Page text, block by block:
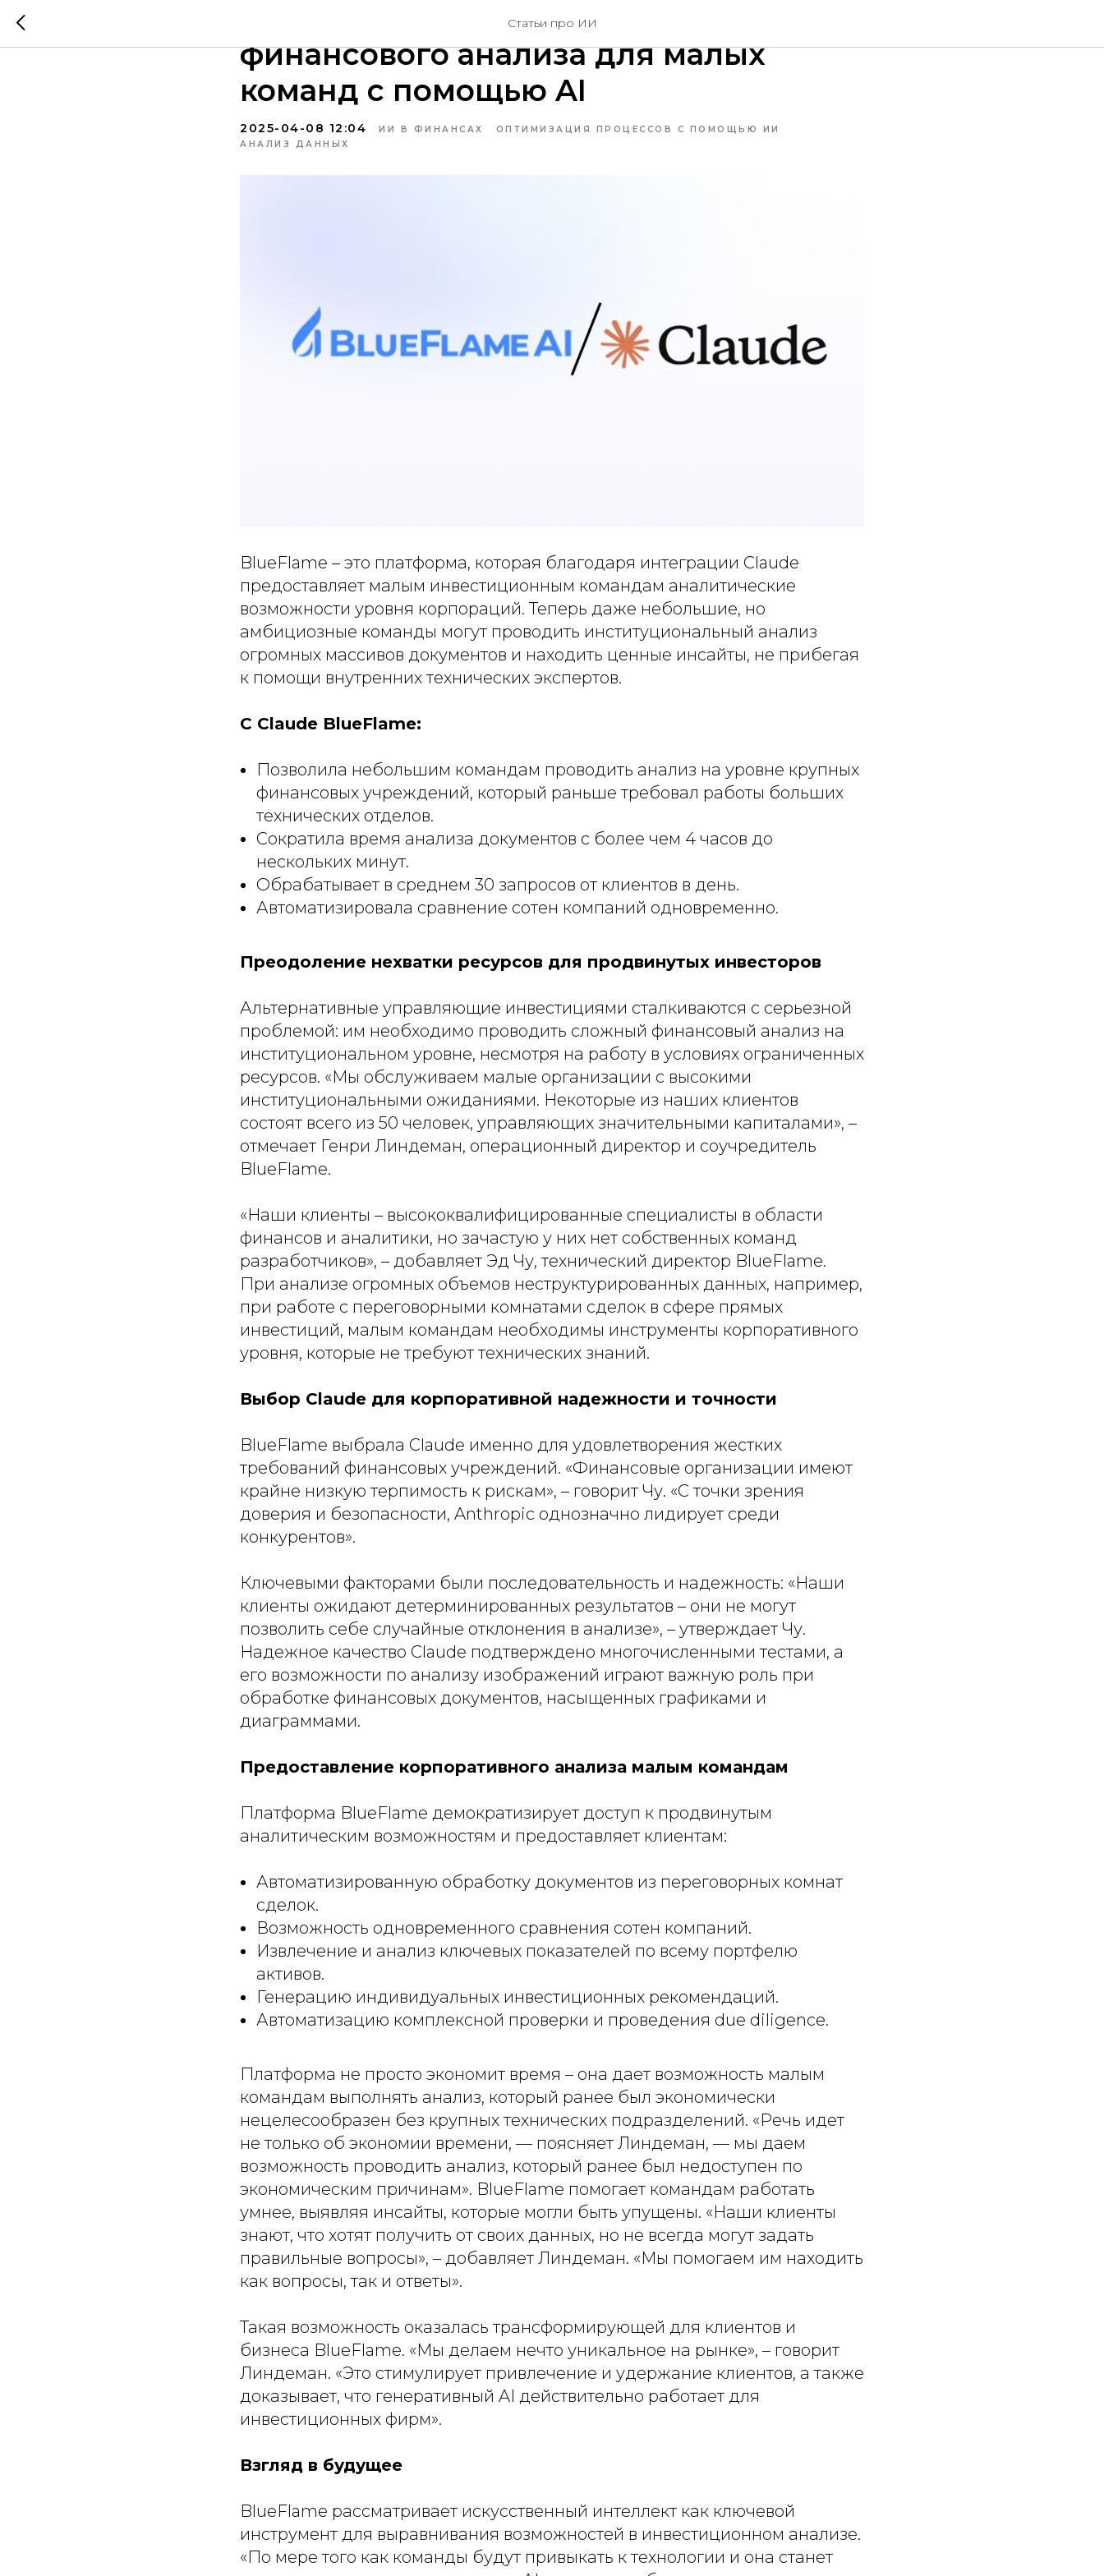
Статьи про ИИ
BlueFlame: Демократизация
финансового анализа для малых
команд с помощью AI
2025-04-08 12:04 ИИ В ФИНАНСАХ
ОПТИМИЗАЦИЯ ПРОЦЕССОВ С ПОМОЩЬЮ ИИ
АНАЛИЗ ДАННЫХ
BlueFlame – это платформа, которая благодаря интеграции Claude
предоставляет малым инвестиционным командам аналитические
возможности уровня корпораций. Теперь даже небольшие, но
амбициозные команды могут проводить институциональный анализ
огромных массивов документов и находить ценные инсайты, не прибегая
к помощи внутренних технических экспертов.
С Claude BlueFlame:
Позволила небольшим командам проводить анализ на уровне крупных
финансовых учреждений, который раньше требовал работы больших
технических отделов.
Сократила время анализа документов с более чем 4 часов до
нескольких минут.
Обрабатывает в среднем 30 запросов от клиентов в день.
Автоматизировала сравнение сотен компаний одновременно.
Преодоление нехватки ресурсов для продвинутых инвесторов
Альтернативные управляющие инвестициями сталкиваются с серьезной
проблемой: им необходимо проводить сложный финансовый анализ на
институциональном уровне, несмотря на работу в условиях ограниченных
ресурсов. «Мы обслуживаем малые организации с высокими
институциональными ожиданиями. Некоторые из наших клиентов
состоят всего из 50 человек, управляющих значительными капиталами», –
отмечает Генри Линдеман, операционный директор и соучредитель
BlueFlame.
«Наши клиенты – высококвалифицированные специалисты в области
финансов и аналитики, но зачастую у них нет собственных команд
разработчиков», – добавляет Эд Чу, технический директор BlueFlame.
При анализе огромных объемов неструктурированных данных, например,
при работе с переговорными комнатами сделок в сфере прямых
инвестиций, малым командам необходимы инструменты корпоративного
уровня, которые не требуют технических знаний.
Выбор Claude для корпоративной надежности и точности
BlueFlame выбрала Claude именно для удовлетворения жестких
требований финансовых учреждений. «Финансовые организации имеют
крайне низкую терпимость к рискам», – говорит Чу. «С точки зрения
доверия и безопасности, Anthropic однозначно лидирует среди
конкурентов».
Ключевыми факторами были последовательность и надежность: «Наши
клиенты ожидают детерминированных результатов – они не могут
позволить себе случайные отклонения в анализе», – утверждает Чу.
Надежное качество Claude подтверждено многочисленными тестами, а
его возможности по анализу изображений играют важную роль при
обработке финансовых документов, насыщенных графиками и
диаграммами.
Предоставление корпоративного анализа малым командам
Платформа BlueFlame демократизирует доступ к продвинутым
аналитическим возможностям и предоставляет клиентам:
Автоматизированную обработку документов из переговорных комнат
сделок.
Возможность одновременного сравнения сотен компаний.
Извлечение и анализ ключевых показателей по всему портфелю
активов.
Генерацию индивидуальных инвестиционных рекомендаций.
Автоматизацию комплексной проверки и проведения due diligence.
Платформа не просто экономит время – она дает возможность малым
командам выполнять анализ, который ранее был экономически
нецелесообразен без крупных технических подразделений. «Речь идет
не только об экономии времени, — поясняет Линдеман, — мы даем
возможность проводить анализ, который ранее был недоступен по
экономическим причинам». BlueFlame помогает командам работать
умнее, выявляя инсайты, которые могли быть упущены. «Наши клиенты
знают, что хотят получить от своих данных, но не всегда могут задать
правильные вопросы», – добавляет Линдеман. «Мы помогаем им находить
как вопросы, так и ответы».
Такая возможность оказалась трансформирующей для клиентов и
бизнеса BlueFlame. «Мы делаем нечто уникальное на рынке», – говорит
Линдеман. «Это стимулирует привлечение и удержание клиентов, а также
доказывает, что генеративный AI действительно работает для
инвестиционных фирм».
Взгляд в будущее
BlueFlame рассматривает искусственный интеллект как ключевой
инструмент для выравнивания возможностей в инвестиционном анализе.
«По мере того как команды будут привыкать к технологии и она станет